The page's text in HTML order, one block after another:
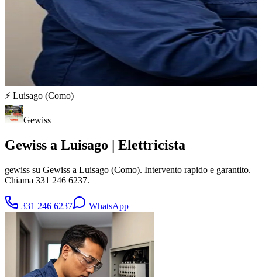
⚡ Luisago (Como)
Gewiss
Gewiss a Luisago | Elettricista
gewiss su Gewiss a Luisago (Como). Intervento rapido e garantito.
Chiama 331 246 6237.
331 246 6237 WhatsApp